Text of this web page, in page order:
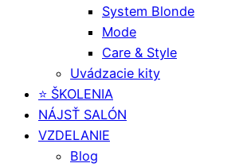
System Blonde
Mode
Care & Style
Uvádzacie kity
⭐️ ŠKOLENIA
NÁJSŤ SALÓN
VZDELANIE
Blog